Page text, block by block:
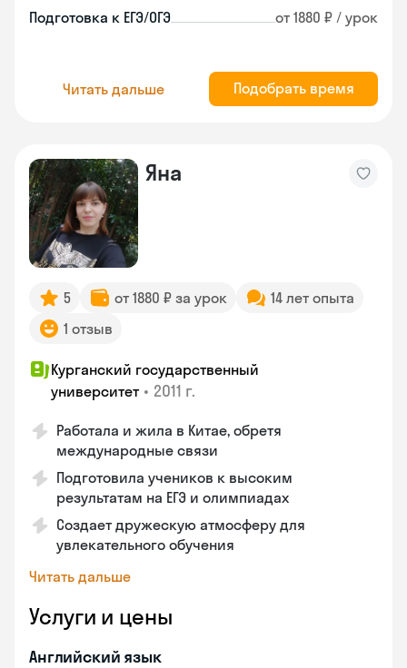
Подготовка к ЕГЭ/ОГЭ от 1880 ₽ / урок
Читать дальше Подобрать время
Яна
5 от 1880 ₽ за урок
14 лет опыта
1 отзыв
Курганский государственный
университет • 2011 г.
Работала и жила в Китае, обретя
международные связи
Подготовила учеников к высоким
результатам на ЕГЭ и олимпиадах
Создает дружескую атмосферу для
увлекательного обучения
Читать дальше
Услуги и цены
Английский язык